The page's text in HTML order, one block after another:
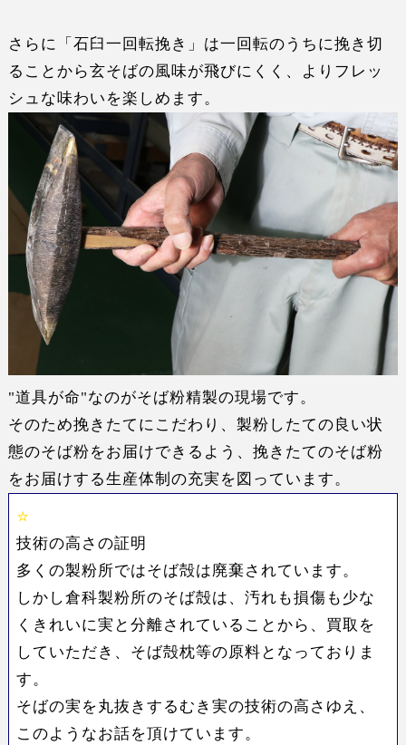
さらに「石臼一回転挽き」は一回転のうちに挽き切
る ことから玄そばの風味が飛びにくく、よりフレッ
シュな味わいを楽しめます。
"道具が命"なのがそば粉精製の現場です。
そのため挽きたてにこだわり、製粉したての良い状
態のそば粉をお届けできるよう、 挽きたてのそば粉
をお届けする生産体制の充実を図っています。
技術の高さの証明
多くの製粉所ではそば殻は廃棄されています。
しかし倉科製粉所のそば殻は、 汚れも損傷も少な
くきれいに実と分離されている ことから、買取を
していただき、そば殻枕等の原料となっておりま
す。
そばの実を丸抜きするむき実の技術の高さ ゆえ、
このようなお話を頂けています。